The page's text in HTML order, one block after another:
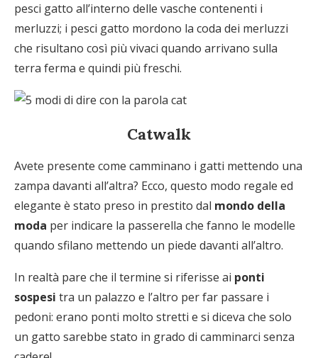
pesci gatto all’interno delle vasche contenenti i
merluzzi; i pesci gatto mordono la coda dei merluzzi
che risultano così più vivaci quando arrivano sulla
terra ferma e quindi più freschi.
Catwalk
Avete presente come camminano i gatti mettendo una
zampa davanti all’altra? Ecco, questo modo regale ed
elegante è stato preso in prestito dal mondo della
moda per indicare la passerella che fanno le modelle
quando sfilano mettendo un piede davanti all’altro.
In realtà pare che il termine si riferisse ai ponti
sospesi tra un palazzo e l’altro per far passare i
pedoni: erano ponti molto stretti e si diceva che solo
un gatto sarebbe stato in grado di camminarci senza